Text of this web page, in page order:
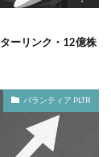
ーリンク・12億株
パランティア PLTR